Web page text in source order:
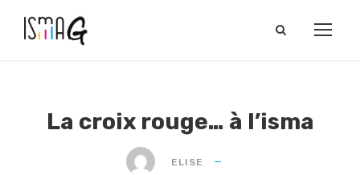
La croix rouge… à l’isma
ELISE